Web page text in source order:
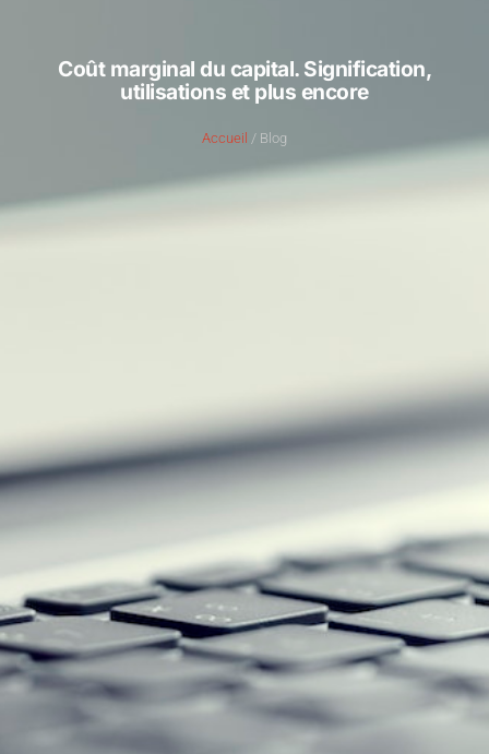
Coût marginal du capital. Signification,
utilisations et plus encore
Accueil / Blog